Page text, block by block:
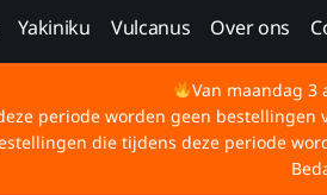
Yakiniku Vulcanus Over ons
Van maandag
periode worden geen bestellingen
die tijdens deze periode